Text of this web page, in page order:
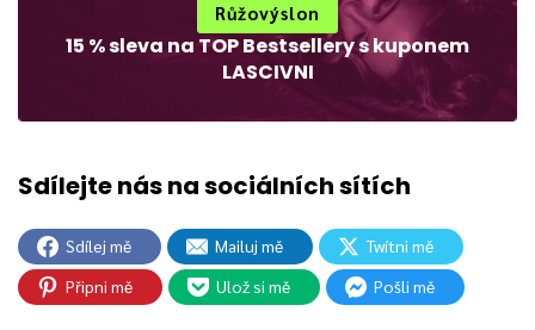
Růžovýslon
15 % sleva na TOP Bestsellery s kuponem
LASCIVNI
Sdílej mě Mailuj mě
Twítni mě
Připni mě
Ulož si mě Pošli mě